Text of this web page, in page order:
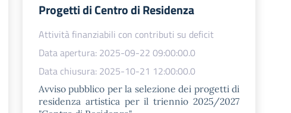
Progetti di Centro di Residenza
Attività finanziabili con contributi su deficit
Data apertura: 2025-09-22 09:00:00.0
Data chiusura: 2025-10-21 12:00:00.0
Avviso pubblico per la selezione dei progetti di
residenza artistica per il triennio 2025/2027